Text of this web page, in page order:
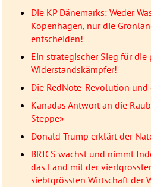
Die KP Dänemarks: Weder
Kopenhagen, nur die
entscheiden!
Ein strategischer Sieg für die
Widerstandskämpfer!
Die RedNote-Revolution und
Kanadas Antwort an die
Steppe»
Donald Trump erklärt der
BRICS wächst und nimmt
das Land mit der
siebtgrössten Wirtschaft der